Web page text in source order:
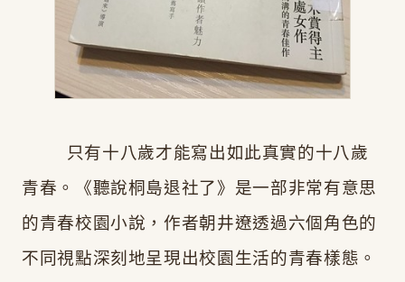
只有十八歲才能寫出如此真實的十八歲
青春。《聽說桐島退社了》是一部非常有意思
的青春校園小說，作者朝井遼透過六個角色的
不同視點深刻地呈現出校園生活的青春樣態。